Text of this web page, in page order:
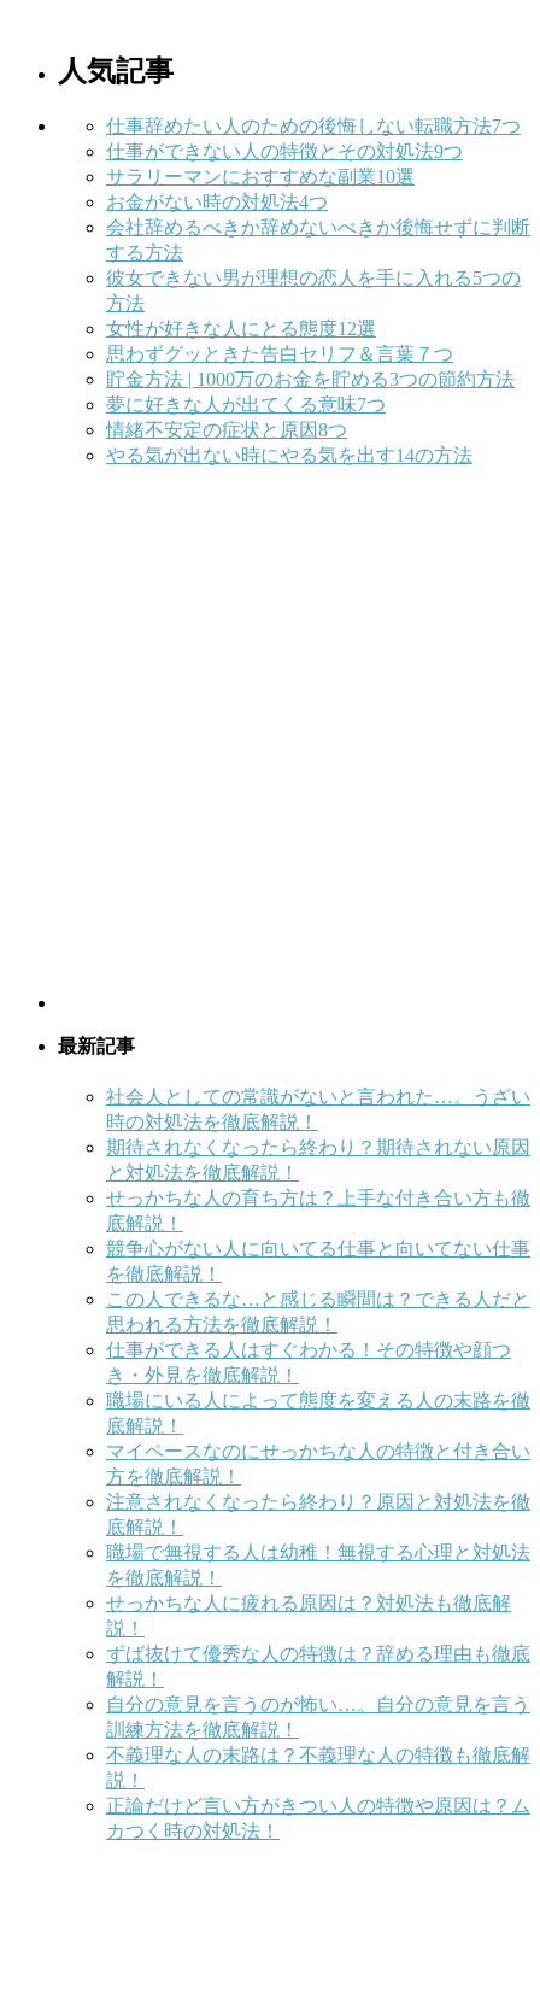
人気記事
仕事辞めたい人のための後悔しない転職方法7つ
仕事ができない人の特徴とその対処法9つ
サラリーマンにおすすめな副業10選
お金がない時の対処法4つ
会社辞めるべきか辞めないべきか後悔せずに判断
する方法
彼女できない男が理想の恋人を手に入れる5つの
方法
女性が好きな人にとる態度12選
思わずグッときた告白セリフ＆言葉７つ
貯金方法 | 1000万のお金を貯める3つの節約方法
夢に好きな人が出てくる意味7つ
情緒不安定の症状と原因8つ
やる気が出ない時にやる気を出す14の方法
最新記事
社会人としての常識がないと言われた…。うざい
時の対処法を徹底解説！
期待されなくなったら終わり？期待されない原因
と対処法を徹底解説！
せっかちな人の育ち方は？上手な付き合い方も徹
底解説！
競争心がない人に向いてる仕事と向いてない仕事
を徹底解説！
この人できるな…と感じる瞬間は？できる人だと
思われる方法を徹底解説！
仕事ができる人はすぐわかる！その特徴や顔つ
き・外見を徹底解説！
職場にいる人によって態度を変える人の末路を徹
底解説！
マイペースなのにせっかちな人の特徴と付き合い
方を徹底解説！
注意されなくなったら終わり？原因と対処法を徹
底解説！
職場で無視する人は幼稚！無視する心理と対処法
を徹底解説！
せっかちな人に疲れる原因は？対処法も徹底解
説！
ずば抜けて優秀な人の特徴は？辞める理由も徹底
解説！
自分の意見を言うのが怖い…。自分の意見を言う
訓練方法を徹底解説！
不義理な人の末路は？不義理な人の特徴も徹底解
説！
正論だけど言い方がきつい人の特徴や原因は？ム
カつく時の対処法！